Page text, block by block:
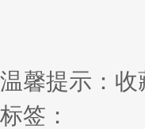
温馨提示：
标签：